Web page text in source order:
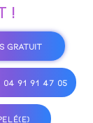
!
GRATUIT
04 91 91 47 05